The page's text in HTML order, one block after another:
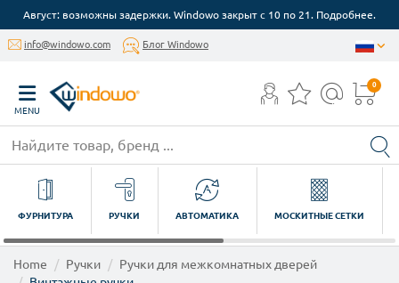
Август: возможны задержки. Windowo закрыт с 10 по 21. Подробнее.
info@windowo.com Блог Windowo
MENU
0
ФУРНИТУРА РУЧКИ АВТОМАТИКА МОСКИТНЫЕ СЕТКИ
Home Ручки
Ручки для межкомнатных дверей